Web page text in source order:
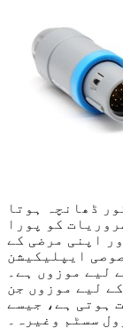
ڈھانچہ ہوتا
کو پورا
اپنی مرضی کے
ایپلیکیشن
لیے موزوں ہے۔
لیے موزوں جن
ہوتی ہے، جیسے
سسٹم وغیرہ۔